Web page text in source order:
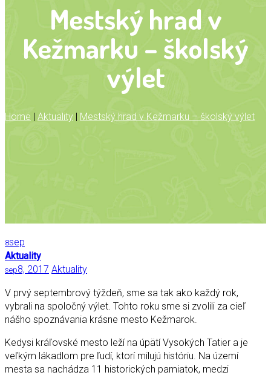
Mestský hrad v
Kežmarku – školský
výlet
Home | Aktuality | Mestský hrad v Kežmarku – školský výlet
8sep
Aktuality
sep8, 2017 Aktuality
V prvý septembrový týždeň, sme sa tak ako každý rok,
vybrali na spoločný výlet. Tohto roku sme si zvolili za cieľ
nášho spoznávania krásne mesto Kežmarok.
Kedysi kráľovské mesto leží na úpätí Vysokých Tatier a je
veľkým lákadlom pre ľudí, ktorí milujú históriu. Na území
mesta sa nachádza 11 historických pamiatok, medzi